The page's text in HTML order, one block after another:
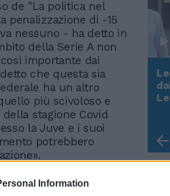
Information
de "La politica nel
penalizzazione di -15
nessuno - ha detto in
della Serie A non
importante dai
che questa sia
ha un altro
più scivoloso e
stagione Covid
la Juve e i suoi
potrebbero
Giuliani a Come States?
Meloni e la strategia